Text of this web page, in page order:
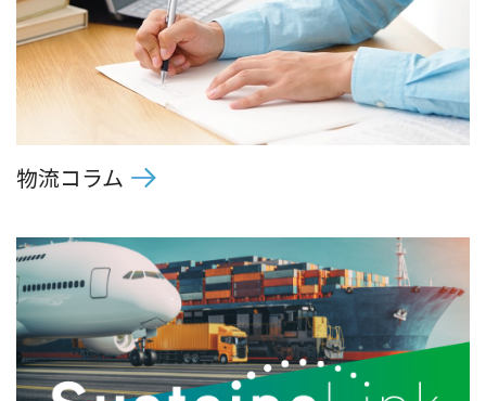
物流コラム